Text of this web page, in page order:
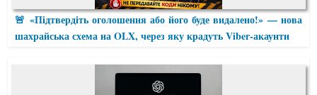
🚨 «Підтвердіть оголошення або його буде видалено!» — нова
шахрайська схема на OLX, через яку крадуть Viber-акаунти